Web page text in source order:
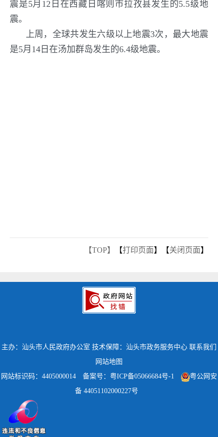
震是5月12日在西藏日喀则市拉孜县发生的5.5级地
震。
上周，全球共发生六级以上地震3次，最大地震
是5月14日在汤加群岛发生的6.4级地震。
【TOP】 【打印页面】【关闭页面】
主办：汕头市人民政府办公室 技术保障：汕头市政务服务中心 联系我们
网站地图
网站标识码：4405000014
备案号：粤ICP备05066684号-1
粤公网安
备 44051102000227号